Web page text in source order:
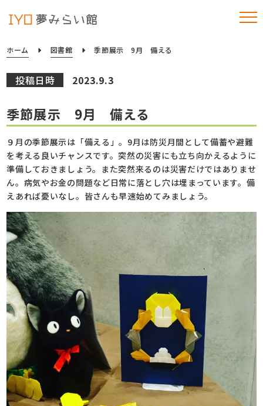
ホーム 図書館 季節展示 9月 備える
投稿日時 2023.9.3
季節展示 9月 備える
９月の季節展示は「備える」。9月は防災月間として備蓄や避難
を考える良いチャンスです。突然の災害にも立ち向かえるように
準備しておきましょう。また突然来るのは災害だけではありませ
ん。病気やお金の問題など日常に落とし穴は埋まっています。備
えあれば憂いなし。皆さんも早速始めてみましょう。